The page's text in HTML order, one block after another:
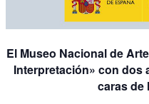
El Museo Nacional de
Interpretación» con dos
caras de